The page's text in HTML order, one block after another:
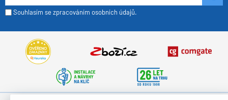
Souhlasím se zpracováním osobních údajů.